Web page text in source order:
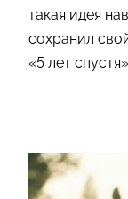
такая идея
сохранил
«5 лет